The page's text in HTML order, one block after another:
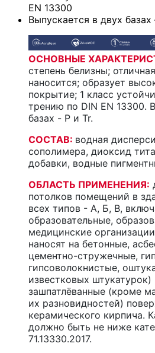
EN 13300
Выпускается в двух базах
ОСНОВНЫЕ
степень белизны;
наносится; образует
покрытие; 1 класс
трению по DIN EN 13300.
базах - P и Tr.
СОСТАВ: водная
сополимера, диоксид
добавки, водные
ОБЛАСТЬ ПРИМЕНЕНИЯ:
потолков помещений в
всех типов - А, Б, В,
образовательные,
медицинские
наносят на бетонные,
цементно-стружечные,
гипсоволокнистые,
известковых
зашпатлёванные (кроме
их разновидностей)
керамического кирпича.
должно быть не ниже
71.13330.2017.